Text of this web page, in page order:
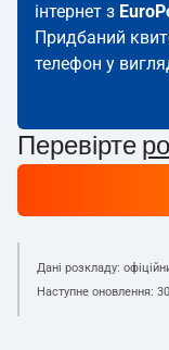
інтернет з
Придбаний
телефон у
Перевірте
Дані розкладу:
Наступне оновлення: